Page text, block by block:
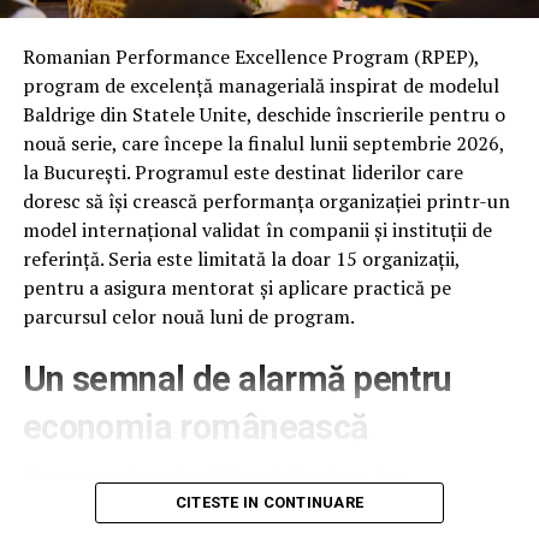
pentru stocarea și gestionarea datelor personale în
Protest al jurnaliştilor prahoveni faţă de
comportamentul de tip interlop în sediul Primăriei
Ploieşti
Romanian Performance Excellence Program (RPEP),
program de excelență managerială inspirat de modelul
Baldrige din Statele Unite, deschide înscrierile pentru o
nouă serie, care începe la finalul lunii septembrie 2026,
la București. Programul este destinat liderilor care
doresc să își crească performanța organizației printr-un
model internațional validat în companii și instituții de
referință. Seria este limitată la doar 15 organizații,
pentru a asigura mentorat și aplicare practică pe
parcursul celor nouă luni de program.
Un semnal de alarmă pentru
economia românească
Clasamentul anual publicat de Institute for
Management Development (IMD), la 18 iunie 2026,
CITESTE IN CONTINUARE